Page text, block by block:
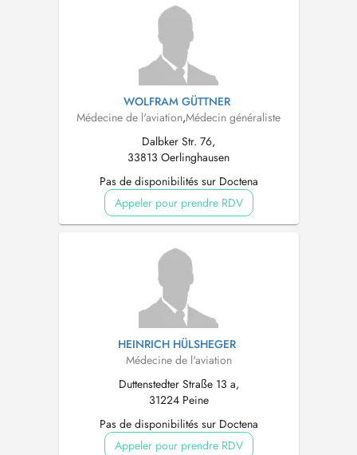
WOLFRAM GÜTTNER
Médecine de l'aviation,Médecin généraliste
Dalbker Str. 76,
33813 Oerlinghausen
Pas de disponibilités sur Doctena
Appeler pour prendre RDV
HEINRICH HÜLSHEGER
Médecine de l'aviation
Duttenstedter Straße 13 a,
31224 Peine
Pas de disponibilités sur Doctena
Appeler pour prendre RDV